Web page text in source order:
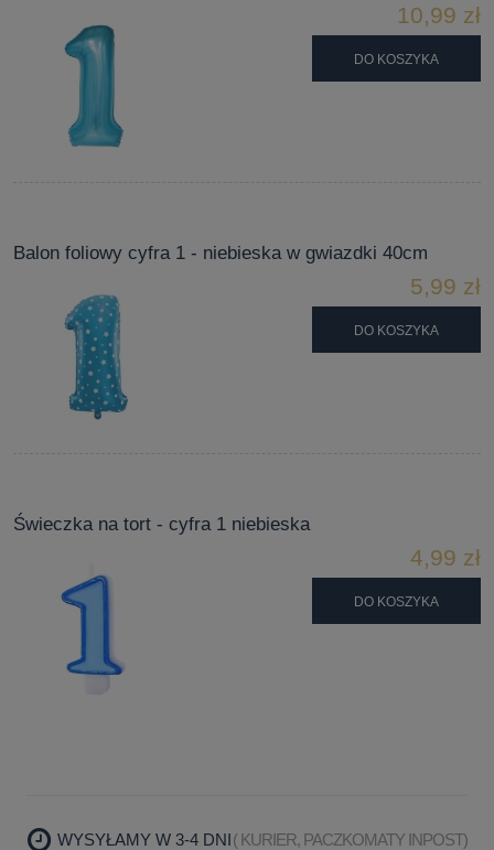
10,99 zł
DO KOSZYKA
Balon foliowy cyfra 1 - niebieska w gwiazdki 40cm
5,99 zł
DO KOSZYKA
Świeczka na tort - cyfra 1 niebieska
4,99 zł
DO KOSZYKA
WYSYŁAMY W 3-4 DNI( KURIER, PACZKOMATY INPOST)